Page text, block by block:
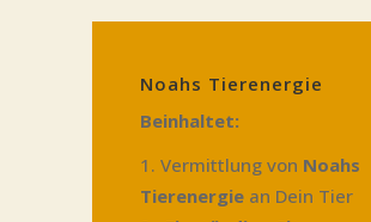
Noahs Tier­ener­gie
Beinhal­tet:
Ver­mitt­lung von Noahs
Tier­ener­giean Dein Tier